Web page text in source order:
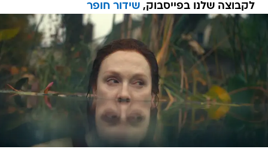
לקבוצה שלנו בפייסבוק, שידור חופר